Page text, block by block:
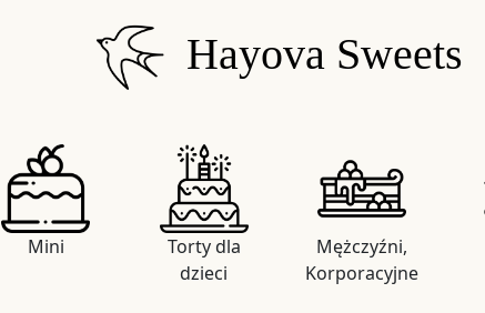
Hayova Sweets
Mini
Torty dla
dzieci
Mężczyźni,
Korporacyjne